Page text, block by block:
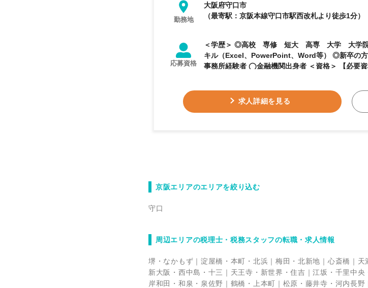
勤務地
大阪府守口市
（最寄駅：京阪本線守口市駅西改札より徒歩1分）
応募資格
＜学歴＞ ◎高校 専修 短大 高専 大学 大学院 ＜業務経験＞ 【必須業務経験】 ◎基本的なPC
キル（Excel、PowerPoint、Word等） ◎新卒の方もご応募可能で
事務所経験者 ◯金融機関出身者 ＜資格＞ 【必要資格】 ◎普通自動車第一種運転免許 ◎日商簿記2級
も学んでいただく意欲があれば成長して働ける環
てご活躍いただきたいと考えておりますので、私
求人詳細を見る
京阪エリアのエリアを絞り込む
守口
周辺エリアの税理士・税務スタッフの転職・求人情報
堺・なかもず 淀屋橋・本町・北浜 梅田・北新地 心斎橋 天
新大阪・西中島・十三
天王寺・新世界・住吉 江坂・千里中央
岸和田・和泉・泉佐野
鶴橋・上本町 松原・藤井寺・河内長野